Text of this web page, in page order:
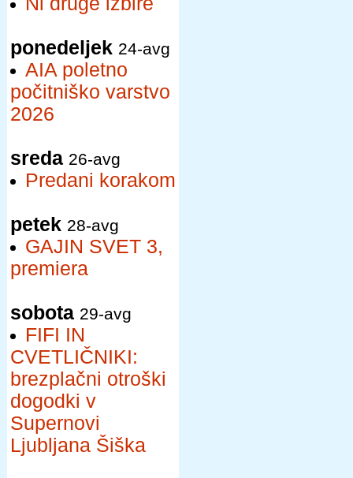
ponedeljek 24-avg
AIA poletno
počitniško varstvo
2026
sreda 26-avg
Predani korakom
petek 28-avg
GAJIN SVET 3,
premiera
sobota 29-avg
FIFI IN
CVETLIČNIKI:
brezplačni otroški
dogodki v
Supernovi
Ljubljana Šiška